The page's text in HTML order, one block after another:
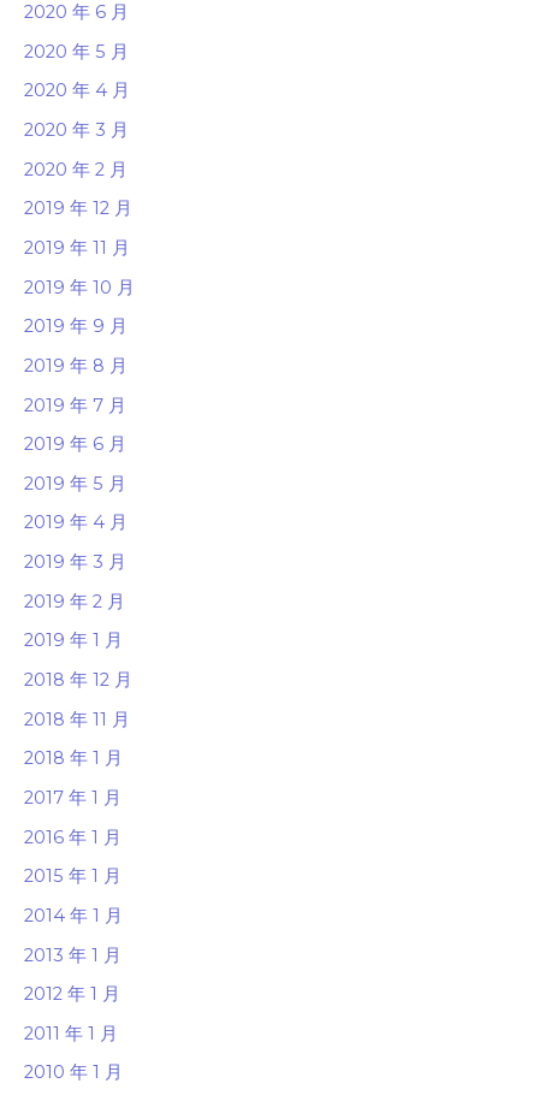
2020 年 6 月
2020 年 5 月
2020 年 4 月
2020 年 3 月
2020 年 2 月
2019 年 12 月
2019 年 11 月
2019 年 10 月
2019 年 9 月
2019 年 8 月
2019 年 7 月
2019 年 6 月
2019 年 5 月
2019 年 4 月
2019 年 3 月
2019 年 2 月
2019 年 1 月
2018 年 12 月
2018 年 11 月
2018 年 1 月
2017 年 1 月
2016 年 1 月
2015 年 1 月
2014 年 1 月
2013 年 1 月
2012 年 1 月
2011 年 1 月
2010 年 1 月